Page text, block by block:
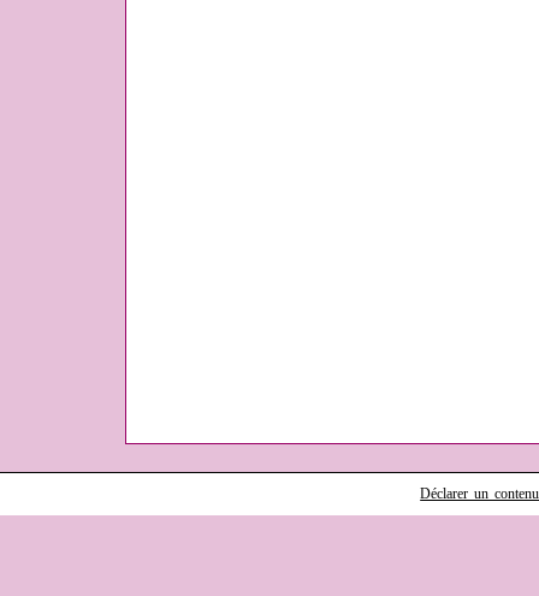
Déclarer un